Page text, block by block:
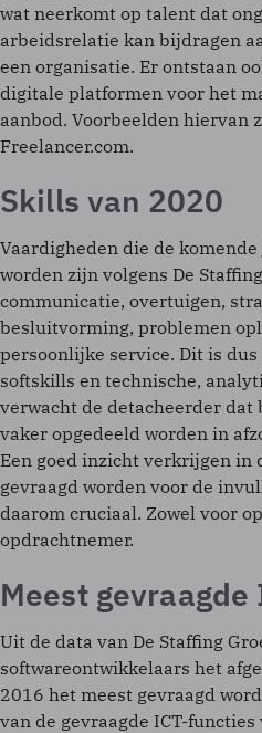
wat neerkomt op talent dat
arbeidsrelatie kan bijdragen
een organisatie. Er ontstaan
digitale platformen voor het
aanbod. Voorbeelden hiervan
Freelancer.com.
Skills van 2020
Vaardigheden die de
worden zijn volgens De
communicatie, overtuigen,
besluitvorming, problemen
persoonlijke service. Dit is
softskills en technische,
verwacht de detacheerder dat
vaker opgedeeld worden in
Een goed inzicht verkrijgen in
gevraagd worden voor de
daarom cruciaal. Zowel voor
opdrachtnemer.
Meest gevraagde
Uit de data van De Staffing
softwareontwikkelaars het
2016 het meest gevraagd
van de gevraagde ICT-